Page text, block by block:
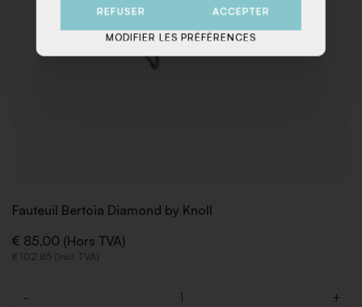
Fauteuil Bertoia Diamond by Knoll
€ 85,00 (Hors TVA)
€ 102,85 (Incl. TVA)
- +
REFUSER ACCEPTER
MODIFIER LES PRÉFÉRENCES